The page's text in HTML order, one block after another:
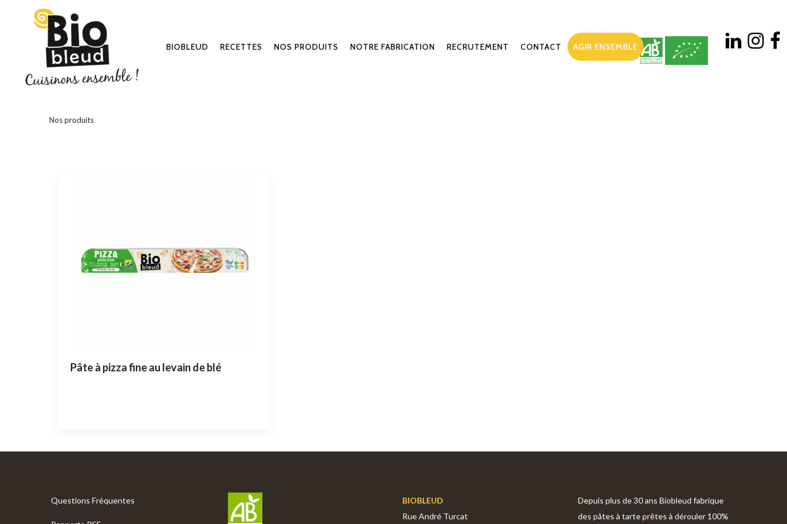
BIOBLEUD RECETTES NOS PRODUITS NOTRE FABRICATION RECRUTEMENT CONTACT AGIR ENSEMBLE
Nos produits
Pâte à pizza fine au levain de blé
Questions Fréquentes
BIOBLEUD
Rue André Turcat
Depuis plus de 30 ans Biobleud fabrique
des pâtes à tarte prêtes à dérouler 100%